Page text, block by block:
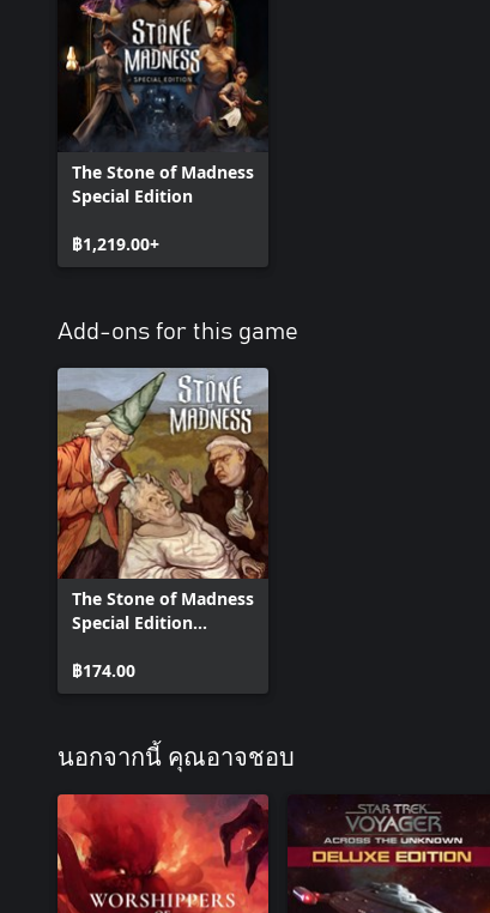
The Stone of Madness
Special Edition
฿1,219.00+
Add-ons for this game
The Stone of Madness
Special Edition
฿174.00
นอกจากนี้ คุณอาจชอบ